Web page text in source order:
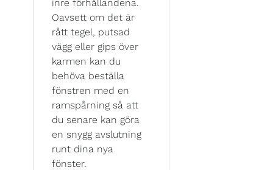
inre förhållandena.
Oavsett om det är
rått tegel, putsad
vägg eller gips över
karmen kan du
behöva beställa
fönstren med en
ramspårning så att
du senare kan göra
en snygg avslutning
runt dina nya
fönster.